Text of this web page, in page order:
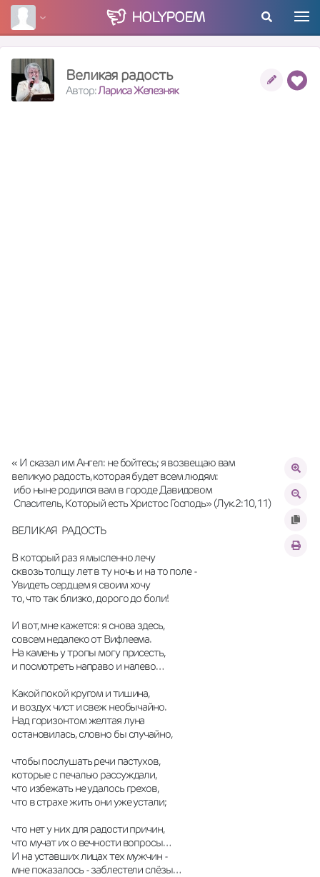
HOLYPOEM
Великая радость
Автор:Лариса Железняк
« И сказал им Ангел: не бойтесь; я возвещаю вам
великую радость, которая будет всем людям:
ибо ныне родился вам в городе Давидовом
Спаситель, Который есть Христос Господь» (Лук.2:10,11)
ВЕЛИКАЯ  РАДОСТЬ
В который раз я мысленно лечу
сквозь толщу лет в ту ночь и на то поле -
Увидеть сердцем я своим хочу
то, что так близко, дорого до боли!
И вот, мне кажется: я снова здесь,
совсем недалеко от Вифлеема.
На камень у тропы могу присесть,
и посмотреть направо и налево…
Какой покой кругом и тишина,
и воздух чист и свеж необычайно.
Над горизонтом желтая луна
остановилась, словно бы случайно,
чтобы послушать речи пастухов,
которые с печалью рассуждали,
что избежать не удалось грехов,
что в страхе жить они уже устали;
что нет у них для радости причин,
что мучат их о вечности вопросы…
И на уставших лицах тех мужчин -
мне показалось - заблестели слёзы…